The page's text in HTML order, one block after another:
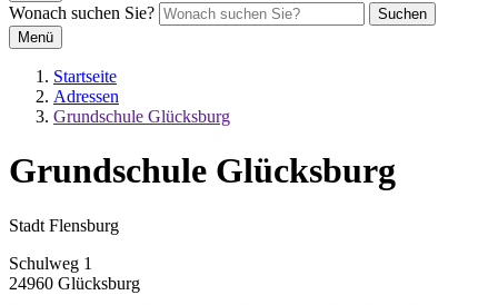
Wonach suchen Sie?
Suchen
Menü
Startseite
Adressen
Grundschule Glücksburg
Grundschule Glücksburg
Stadt Flensburg
Schulweg 1
24960 Glücksburg